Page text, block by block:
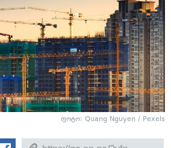
ფოტო: Quang Nguyen / Pexels